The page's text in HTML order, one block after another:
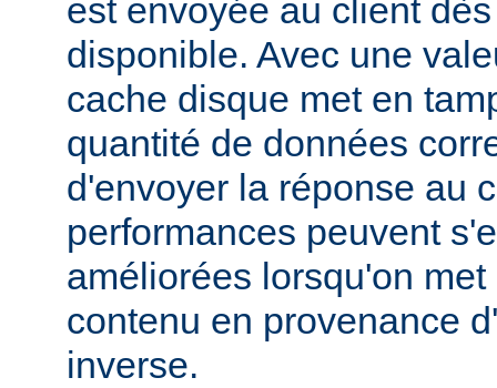
est envoyée au client
disponible. Avec une
cache disque met en
quantité de données
d'envoyer la réponse au
performances peuvent
améliorées lorsqu'on
contenu en provenance
inverse.